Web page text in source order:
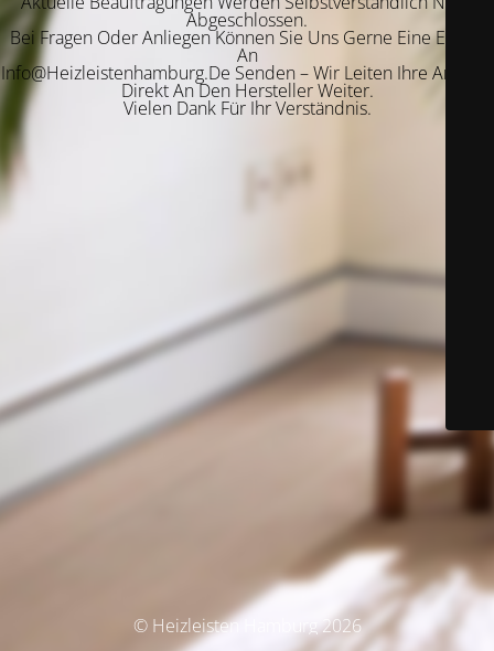
Abgeschlossen.
Bei Fragen Oder Anliegen Können Sie Uns Gerne Eine E-Mail
An
Info@Heizleistenhamburg.De Senden – Wir Leiten Ihre Anfrage
Direkt An Den Hersteller Weiter.
Vielen Dank Für Ihr Verständnis.
© Heizleisten Hamburg 2026